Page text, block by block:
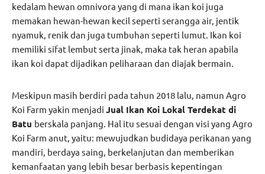
kedalam hewan omnivora yang di mana ikan koi juga
memakan hewan-hewan kecil seperti serangga air, jentik
nyamuk, renik dan juga tumbuhan seperti lumut. Ikan koi
memiliki sifat lembut serta jinak, maka tak heran apabila
ikan koi dapat dijadikan peliharaan dan diajak bermain.
Meskipun masih berdiri pada tahun 2018 lalu, namun Agro
Koi Farm yakin menjadi Jual Ikan Koi Lokal Terdekat di
Batu berskala panjang. Hal itu sesuai dengan visi yang Agro
Koi Farm anut, yaitu: mewujudkan budidaya perikanan yang
mandiri, berdaya saing, berkelanjutan dan memberikan
kemanfaatan yang lebih besar berbasis kepentingan